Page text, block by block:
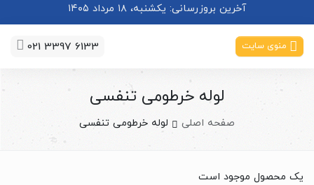
آخرین بروزرسانی: یکشنبه، ۱۸ مرداد ۱۴۰۵
منوی سایت 021 3397 6133
لوله خرطومی تنفسی
صفحه اصلی لوله خرطومی تنفسی
یک محصول موجود است